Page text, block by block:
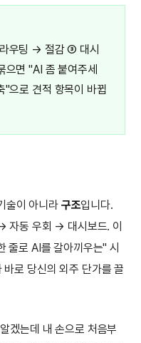
우팅 → 절감 ③ 대시
면 "AI 좀 붙여주세
"으로 견적 항목이 바뀝
술이 아니라 구조입니다.
동 우회 → 대시보드. 이
줄로 AI를 갈아끼우는" 시
로 당신의 외주 단가를 끌
겠는데 내 손으로 처음부